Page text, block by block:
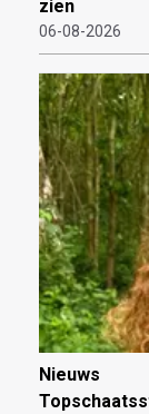
zien
06-08-2026
Nieuws